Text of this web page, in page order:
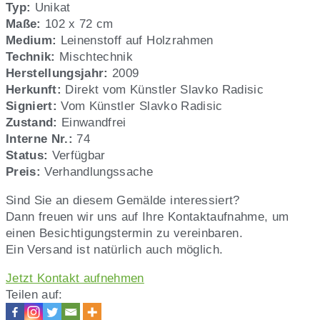
Radisic,
Nr.
74
Typ: Unikat
Maße: 102 x 72 cm
Medium: Leinenstoff auf Holzrahmen
Technik: Mischtechnik
Herstellungsjahr: 2009
Herkunft: Direkt vom Künstler Slavko Radisic
Signiert: Vom Künstler Slavko Radisic
Zustand: Einwandfrei
Interne Nr.: 74
Status: Verfügbar
Preis: Verhandlungssache
Sind Sie an diesem Gemälde interessiert?
Dann freuen wir uns auf Ihre Kontaktaufnahme, um
einen Besichtigungstermin zu vereinbaren.
Ein Versand ist natürlich auch möglich.
Jetzt Kontakt aufnehmen
Teilen auf: